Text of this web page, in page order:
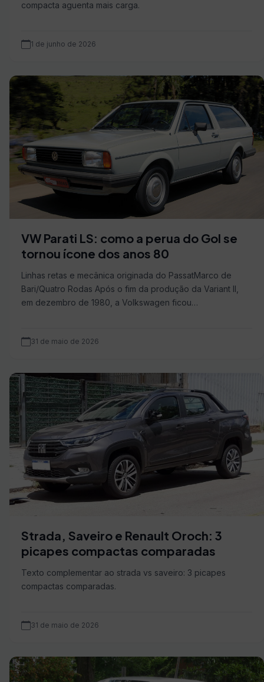
compacta aguenta mais carga.
1 de junho de 2026
VW Parati LS: como a perua do Gol se
tornou ícone dos anos 80
Linhas retas e mecânica originada do PassatMarco de
Bari/Quatro Rodas Após o fim da produção da Variant II,
em dezembro de 1980, a Volkswagen ficou…
31 de maio de 2026
Strada, Saveiro e Renault Oroch: 3
picapes compactas comparadas
Texto complementar ao strada vs saveiro: 3 picapes
compactas comparadas.
31 de maio de 2026